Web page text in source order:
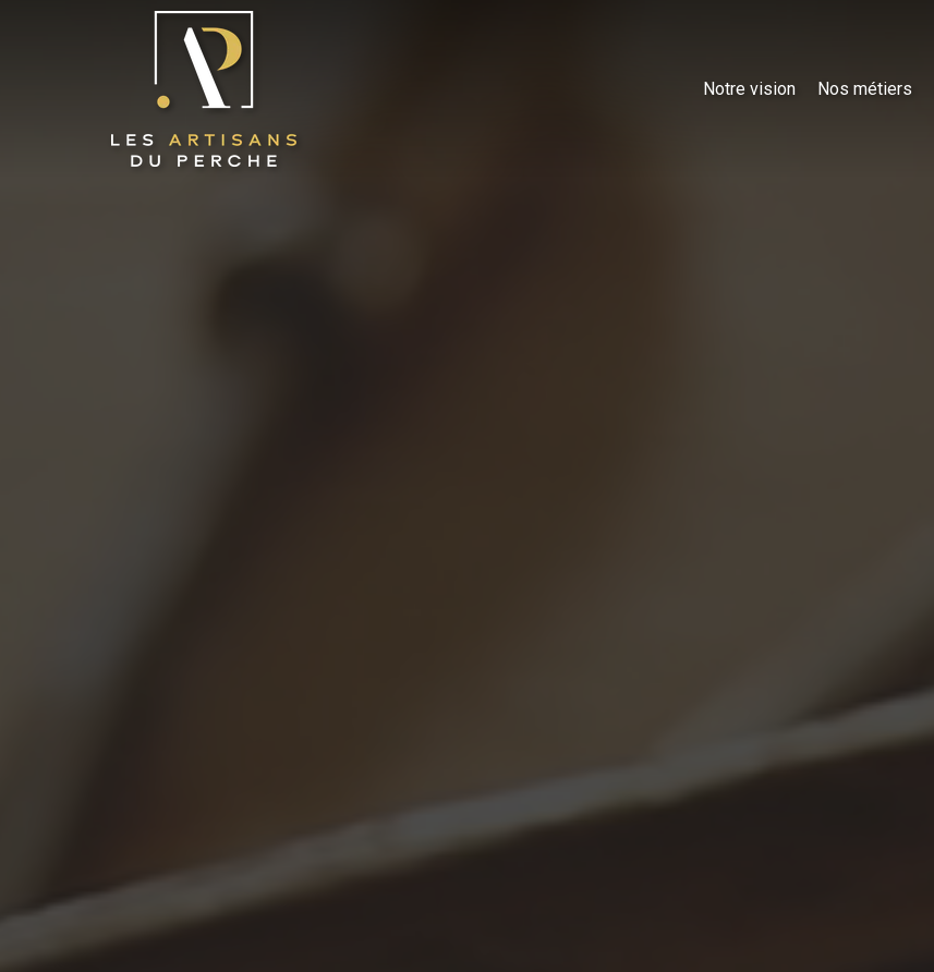
Notre vision Nos métiers